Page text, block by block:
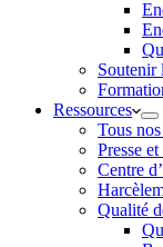
Soutenir
Ressources
Tous
Presse
Centre
Qualité